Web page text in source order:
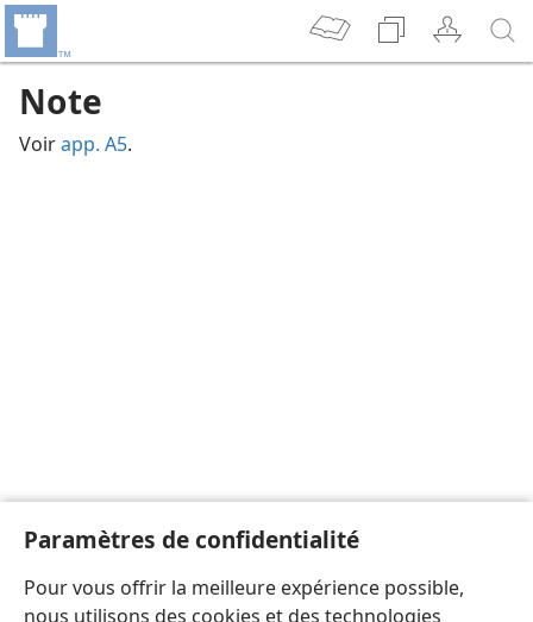
Paramètres de confidentialité
Pour vous offrir la meilleure expérience possible,
nous utilisons des cookies et des technologies
Note
Voirapp. A5.